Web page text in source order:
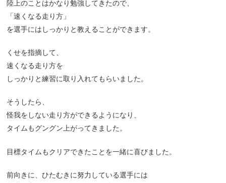
陸上のことはかなり勉強してきたので、
「速くなる走り方」
を選手にはしっかりと教えることができます。
くせを指摘して、
速くなる走り方を
しっかりと練習に取り入れてもらいました。
そうしたら、
怪我をしない走り方ができるようになり、
タイムもグングン上がってきました。
目標タイムもクリアできたことを一緒に喜びました。
前向きに、ひたむきに努力している選手には